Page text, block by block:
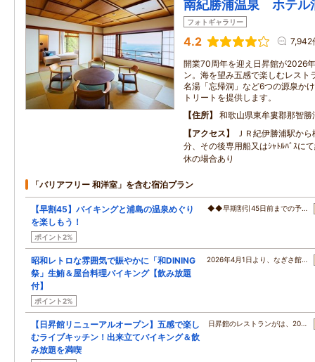
南紀勝浦温泉 ホテル
フォトギャラリー
4.2 7,942
開業70周年を迎え日昇館が2026
ン。海を望み五感で楽しむレスト
名湯「忘帰洞」など6つの源泉か
トリートを提供します。
住所
和歌山県東牟婁郡那智
アクセス
ＪＲ紀伊勝浦駅か
分、その後専用船又はｼｬﾄﾙﾊﾞｽに
休の場合あり
「バリアフリー 和洋室」を含む宿泊プラン
【早割45】バイキングと浦島の温泉めぐり
を楽しもう！
ポイント2%
◆◆早期割引45日前までの予…
昭和レトロな雰囲気で賑やかに「和DINING
祭」生鮪＆屋台料理バイキング【飲み放題
付】
ポイント2%
2026年4月1日より、なぎさ館…
【日昇館リニューアルオープン】五感で楽し
むライブキッチン！出来立てバイキング＆飲
み放題を満喫
日昇館のレストランがは、20…